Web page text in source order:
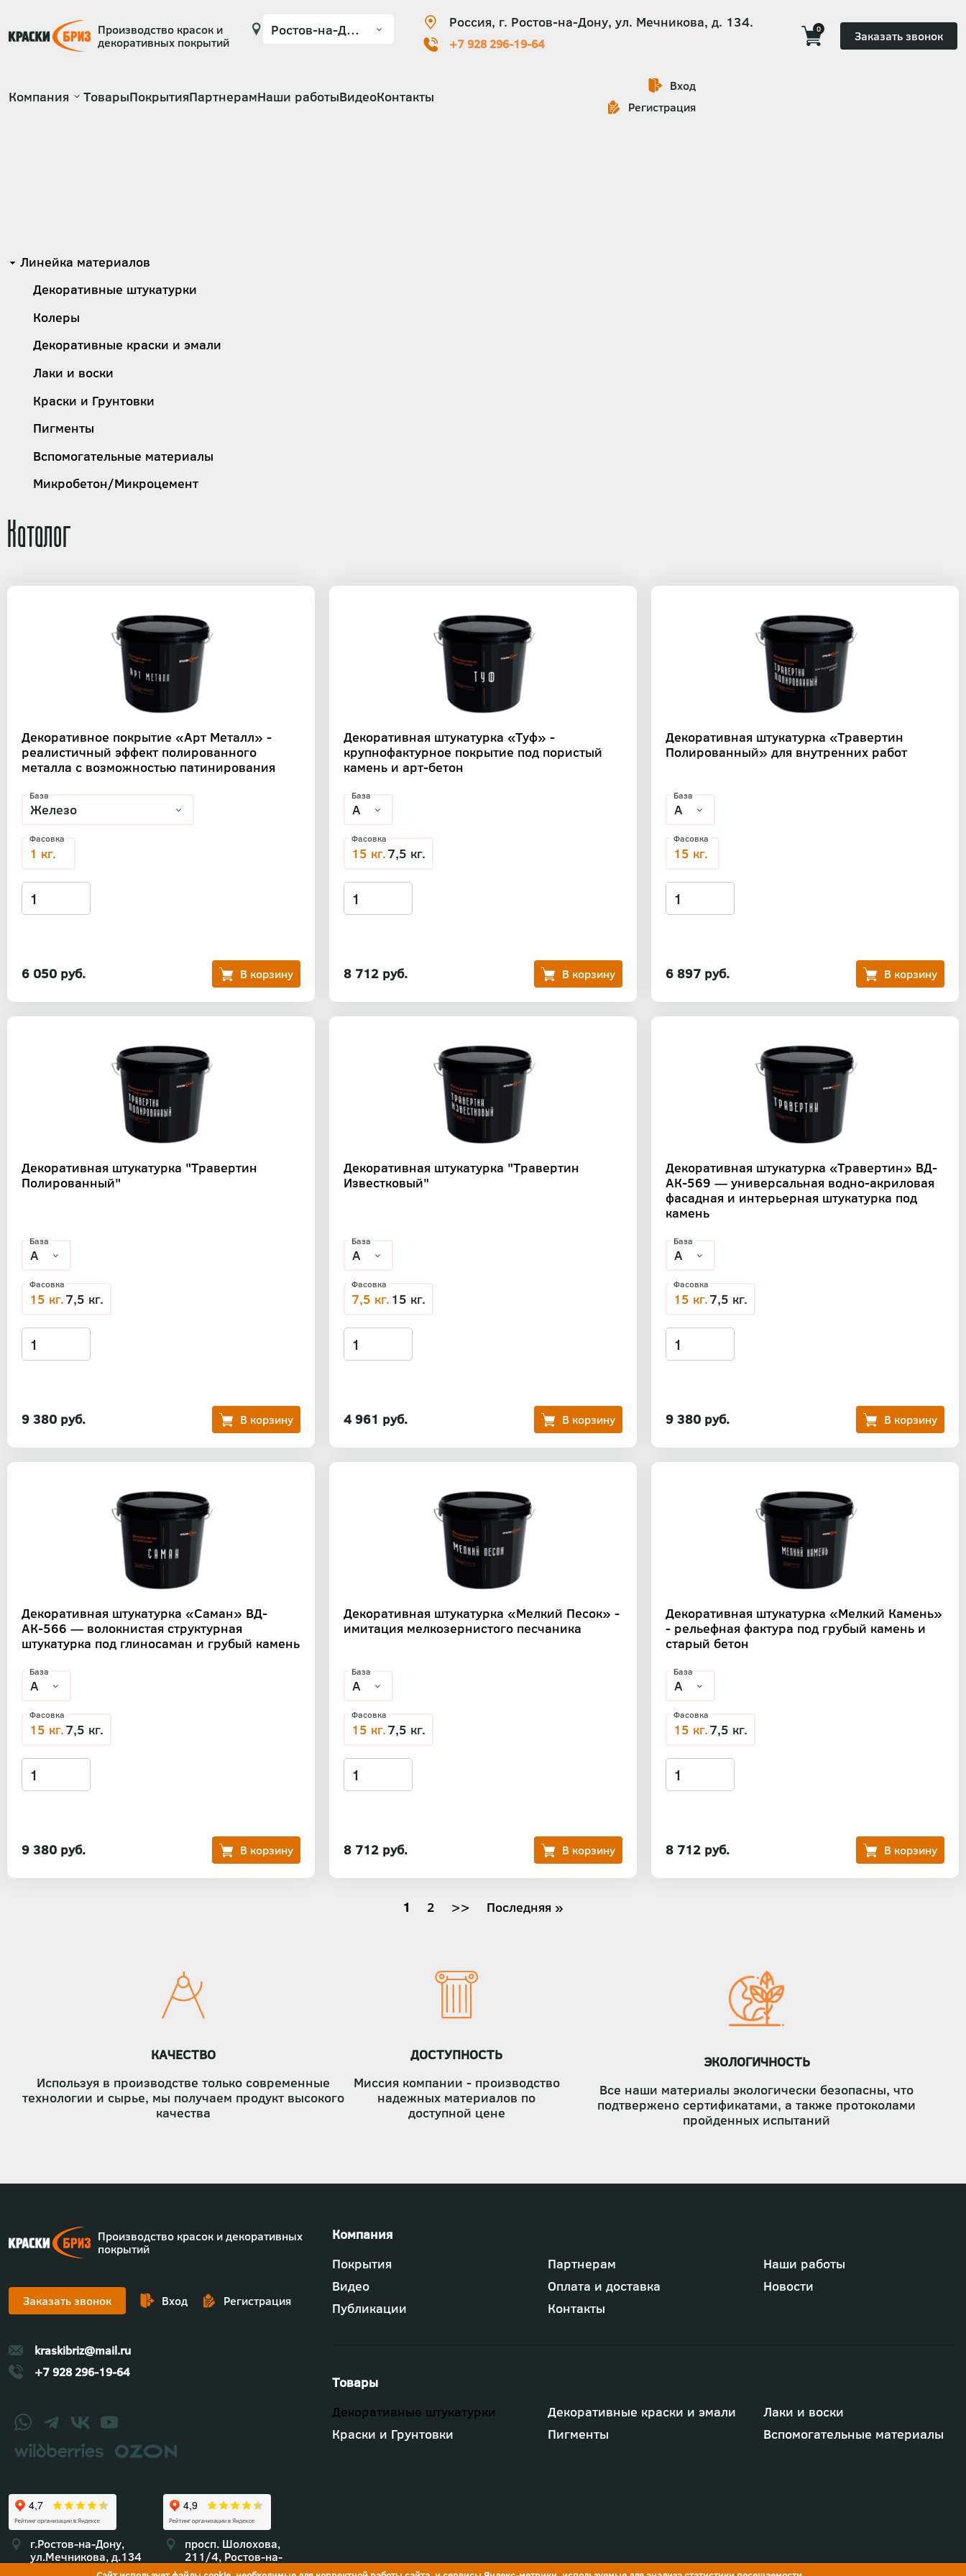
Производство красок и
декоративных покрытий
Россия, г. Ростов-на-Дону, ул. Мечникова, д. 134.
+7 928 296-19-64
0 Заказать звонок
Основная
Компания ТоварыПокрытияПартнерамНаши работыВидеоКонтакты
Вход
Регистрация
Каталог
Декоративное покрытие «Арт Металл» -
реалистичный эффект полированного
металла с возможностью патинирования
6 050 руб.
База
Фасовка
1 кг.
Декоративная штукатурка «Туф» -
крупнофактурное покрытие под пористый
камень и арт-бетон
8 712 руб.
База
Фасовка
15 кг.7,5 кг.
Декоративная штукатурка «Травертин
Полированный» для внутренних работ
6 897 руб.
База
Фасовка
15 кг.
Декоративная штукатурка "Травертин
Полированный"
9 380 руб.
База
Фасовка
15 кг.7,5 кг.
Декоративная штукатурка "Травертин
Известковый"
4 961 руб.
База
Фасовка
7,5 кг. 15 кг.
Декоративная штукатурка «Травертин» ВД-
АК-569 — универсальная водно-акриловая
фасадная и интерьерная штукатурка под
камень
9 380 руб.
База
Фасовка
15 кг.7,5 кг.
Декоративная штукатурка «Саман» ВД-
АК-566 — волокнистая структурная
штукатурка под глиносаман и грубый камень
9 380 руб.
База
Фасовка
15 кг.7,5 кг.
Декоративная штукатурка «Мелкий Песок» -
имитация мелкозернистого песчаника
8 712 руб.
База
Фасовка
15 кг.7,5 кг.
Декоративная штукатурка «Мелкий Камень»
- рельефная фактура под грубый камень и
старый бетон
8 712 руб.
База
Фасовка
15 кг.7,5 кг.
Текущая
1 Страница
2
Следующая
>>
Последняя
Последняя »
КАЧЕСТВО
Используя в производстве только современные
технологии и сырье, мы получаем продукт высокого
качества
ДОСТУПНОСТЬ
Миссия компании - производство
надежных материалов по
доступной цене
ЭКОЛОГИЧНОСТЬ
Все наши материалы экологически безопасны, что
подтвержено сертификатами, а также протоколами
пройденных испытаний
Категории
Линейка материалов
Декоративные штукатурки
Колеры
Декоративные краски и эмали
Лаки и воски
Краски и Грунтовки
Пигменты
Вспомогательные материалы
Микробетон/Микроцемент
Производство красок и декоративных
покрытий
Заказать звонок Вход Регистрация
kraskibriz@mail.ru
+7 928 296-19-64
г.Ростов-на-Дону,
ул.Мечникова, д.134
просп. Шолохова,
211/4, Ростов-на-
Дону
Футер
-
меню
"Компания"
Покрытия Партнерам
Наши работы
Видео
Оплата и доставка
Новости
Публикации
Контакты
Футер
-
меню
"Товары"
Декоративные штукатурки Декоративные краски и эмали
Лаки и воски
Краски и Грунтовки
Пигменты Вспомогательные материалы